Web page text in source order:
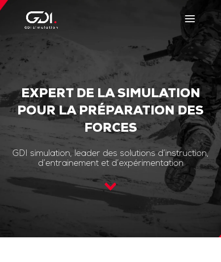
EXPERT DE LA SIMULATION
POUR LA PRÉPARATION DES
FORCES
GDI simulation, leader des solutions d’instruction,
d’entrainement et d’expérimentation